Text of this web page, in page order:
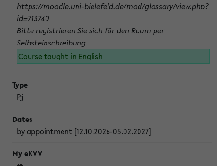
https://moodle.uni-bielefeld.de/mod/glossary/view.php?
id=713740
Bitte registrieren Sie sich für den Raum per
Selbsteinschreibung
Course taught in English
Pj
by appointment [12.10.2026-05.02.2027]